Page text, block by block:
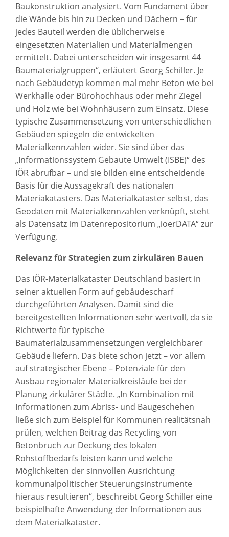
Baukonstruktion analysiert. Vom Fundament über
die Wände bis hin zu Decken und Dächern – für
jedes Bauteil werden die üblicherweise
eingesetzten Materialien und Materialmengen
ermittelt. Dabei unterscheiden wir insgesamt 44
Baumaterialgruppen“, erläutert Georg Schiller. Je
nach Gebäudetyp kommen mal mehr Beton wie bei
Werkhalle oder Bürohochhaus oder mehr Ziegel
und Holz wie bei Wohnhäusern zum Einsatz. Diese
typische Zusammensetzung von unterschiedlichen
Gebäuden spiegeln die entwickelten
Materialkennzahlen wider. Sie sind über das
„Informationssystem Gebaute Umwelt (ISBE)“ des
IÖR abrufbar – und sie bilden eine entscheidende
Basis für die Aussagekraft des nationalen
Materiakatasters. Das Materialkataster selbst, das
Geodaten mit Materialkennzahlen verknüpft, steht
als Datensatz im Datenrepositorium „ioerDATA“ zur
Verfügung.
Relevanz für Strategien zum zirkulären Bauen
Das IÖR-Materialkataster Deutschland basiert in
seiner aktuellen Form auf gebäudescharf
durchgeführten Analysen. Damit sind die
bereitgestellten Informationen sehr wertvoll, da sie
Richtwerte für typische
Baumaterialzusammensetzungen vergleichbarer
Gebäude liefern. Das biete schon jetzt – vor allem
auf strategischer Ebene – Potenziale für den
Ausbau regionaler Materialkreisläufe bei der
Planung zirkulärer Städte. „In Kombination mit
Informationen zum Abriss- und Baugeschehen
ließe sich zum Beispiel für Kommunen realitätsnah
prüfen, welchen Beitrag das Recycling von
Betonbruch zur Deckung des lokalen
Rohstoffbedarfs leisten kann und welche
Möglichkeiten der sinnvollen Ausrichtung
kommunalpolitischer Steuerungsinstrumente
hieraus resultieren“, beschreibt Georg Schiller eine
beispielhafte Anwendung der Informationen aus
dem Materialkataster.